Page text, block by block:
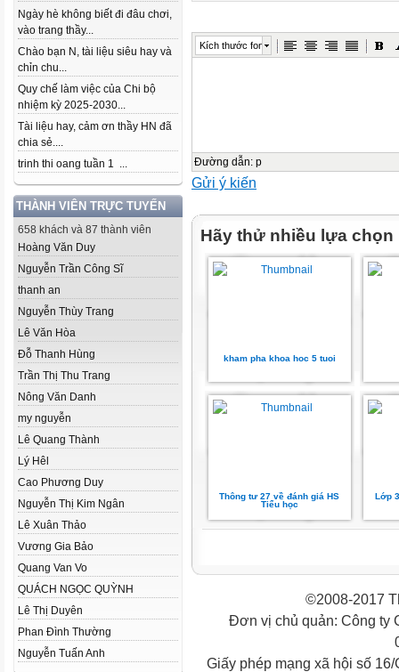
Ngày hè không biết đi đâu chơi,
vào trang thầy...
Chào bạn N, tài liệu siêu hay và
chỉn chu...
Quy chế làm việc của Chi bộ
nhiệm kỳ 2025-2030...
Tài liệu hay, cảm ơn thầy HN đã
chia sẻ....
trinh thi oang tuần 1 ...
THÀNH VIÊN TRỰC TUYẾN
658 khách và 87 thành viên
Hoàng Văn Duy
Nguyễn Trần Công Sĩ
thanh an
Nguyễn Thùy Trang
Lê Văn Hòa
Đỗ Thanh Hùng
Trần Thị Thu Trang
Nông Văn Danh
my nguyễn
Lê Quang Thành
Lý Hêl
Cao Phương Duy
Nguyễn Thị Kim Ngân
Lê Xuân Thảo
Vương Gia Bảo
Quang Van Vo
QUÁCH NGỌC QUỲNH
Lê Thị Duyên
Phan Đình Thường
Nguyễn Tuấn Anh
Kích thước font
Đường dẫn: p
Gửi ý kiến
Hãy thử nhiều lựa chọn
kham pha khoa hoc 5 tuoi
Thông tư 27 về đánh giá HS
Tiểu học
Lớp
©2008-2017
Đơn vị chủ quản: Công ty
Giấy phép mạng xã hội số